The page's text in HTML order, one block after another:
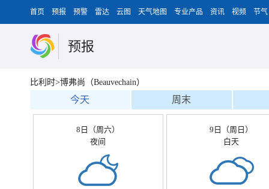
首页 预报 预警 雷达 云图 天气地图 专业产品 资讯 视频 节气
预报
比利时>博弗尚（Beauvechain）
今天 周末
8日（周六）
夜间
9日（周日）
白天